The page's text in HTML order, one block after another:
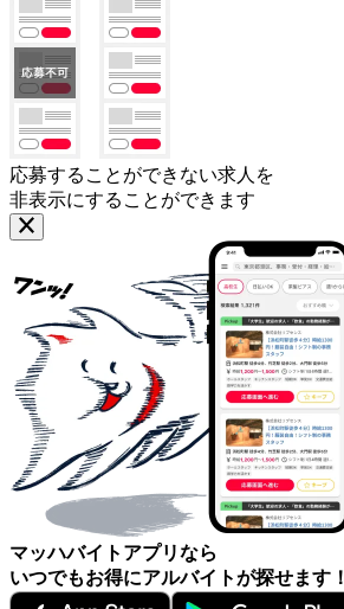
応募することができない求人を
非表示にすることができます
マッハバイトアプリなら
いつでもお得にアルバイトが探せます！